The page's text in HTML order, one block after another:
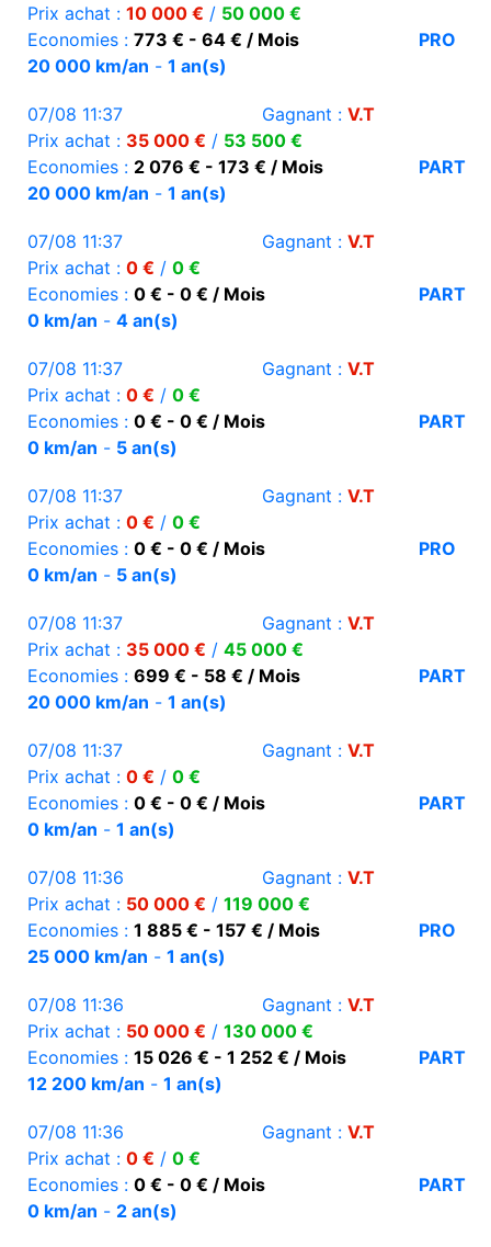
Prix achat : 10 000 € / 50 000 €
Economies : 773 € - 64 € / Mois
PRO
20 000 km/an - 1 an(s)
07/08 11:37 Gagnant : V.T
Prix achat : 35 000 € / 53 500 €
Economies : 2 076 € - 173 € / Mois
PART
20 000 km/an - 1 an(s)
07/08 11:37 Gagnant : V.T
Prix achat : 0 € / 0 €
Economies : 0 € - 0 € / Mois
PART
0 km/an - 4 an(s)
07/08 11:37 Gagnant : V.T
Prix achat : 0 € / 0 €
Economies : 0 € - 0 € / Mois
PART
0 km/an - 5 an(s)
07/08 11:37 Gagnant : V.T
Prix achat : 0 € / 0 €
Economies : 0 € - 0 € / Mois
PRO
0 km/an - 5 an(s)
07/08 11:37 Gagnant : V.T
Prix achat : 35 000 € / 45 000 €
Economies : 699 € - 58 € / Mois
PART
20 000 km/an - 1 an(s)
07/08 11:37 Gagnant : V.T
Prix achat : 0 € / 0 €
Economies : 0 € - 0 € / Mois
PART
0 km/an - 1 an(s)
07/08 11:36 Gagnant : V.T
Prix achat : 50 000 € / 119 000 €
Economies : 1 885 € - 157 € / Mois
PRO
25 000 km/an - 1 an(s)
07/08 11:36 Gagnant : V.T
Prix achat : 50 000 € / 130 000 €
Economies : 15 026 € - 1 252 € / Mois
PART
12 200 km/an - 1 an(s)
07/08 11:36 Gagnant : V.T
Prix achat : 0 € / 0 €
Economies : 0 € - 0 € / Mois
PART
0 km/an - 2 an(s)